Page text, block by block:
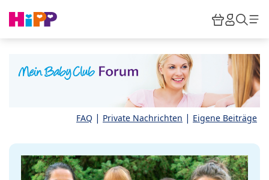
HiPP
FAQ | Private Nachrichten | Eigene Beiträge